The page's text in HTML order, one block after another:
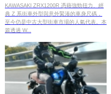
依舊人氣不墜【Webike愛車精
選】
KAWASAKI ZRX1200R 憑藉強勁扭力、經
典 Z 系街車外型與意外緊湊的車身尺碼，
至今仍是中古大型街車市場的人氣代表。本
篇透過 W...